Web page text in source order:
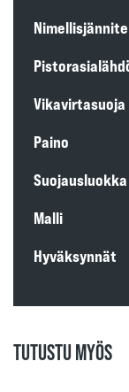
Nimellisjännite
Vikavirtasuoja
Paino
Suojausluokka
Malli
Hyväksynnät
TUTUSTU MYÖS